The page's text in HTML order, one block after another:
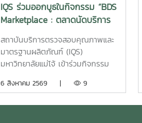
IQS ร่วมออกบูธในกิจกรรม “BDS
Marketplace : ตลาดนัดบริการ
ทางธุรกิจเพื่อ SME” จังหวัด
เชียงใหม่
สถาบันบริการตรวจสอบคุณภาพและ
มาตรฐานผลิตภัณฑ์ (IQS)
มหาวิทยาลัยแม่โจ้ เข้าร่วมกิจกรรม
ทางธุรกิจเพื่อ SME” ซึ่งจัดโดย
6 สิงหาคม 2569 | 9